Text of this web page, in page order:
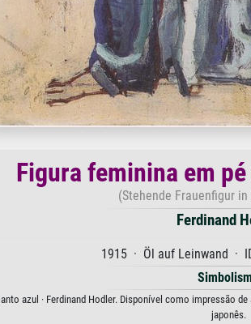
Figura feminina em
(Stehende Frauenfigur
Ferdinand
1915 · Öl auf Leinwand ·
azul · Ferdinand Hodler. Disponível como impressão
japonês.